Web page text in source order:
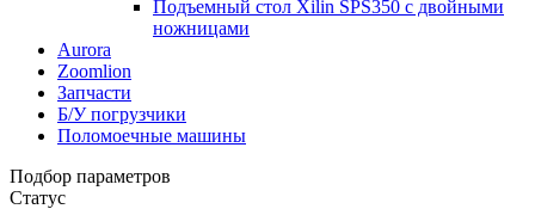
Подъемный стол Xilin SPS350 с двойными
ножницами
Aurora
Zoomlion
Запчасти
Б/У погрузчики
Поломоечные машины
Подбор параметров
Статус